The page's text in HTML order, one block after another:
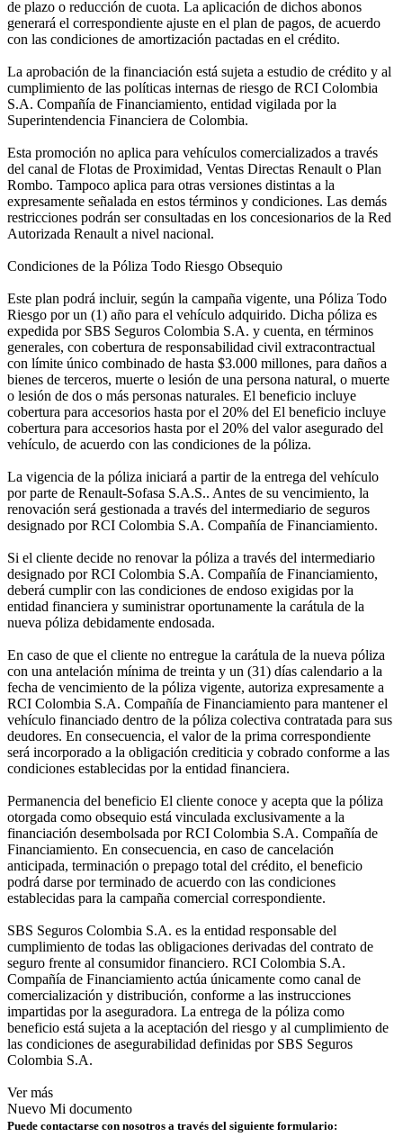
de plazo o reducción de cuota. La aplicación de dichos abonos
generará el correspondiente ajuste en el plan de pagos, de acuerdo
con las condiciones de amortización pactadas en el crédito.
La aprobación de la financiación está sujeta a estudio de crédito y al
cumplimiento de las políticas internas de riesgo de RCI Colombia
S.A. Compañía de Financiamiento, entidad vigilada por la
Superintendencia Financiera de Colombia.
Esta promoción no aplica para vehículos comercializados a través
del canal de Flotas de Proximidad, Ventas Directas Renault o Plan
Rombo. Tampoco aplica para otras versiones distintas a la
expresamente señalada en estos términos y condiciones. Las demás
restricciones podrán ser consultadas en los concesionarios de la Red
Autorizada Renault a nivel nacional.
Condiciones de la Póliza Todo Riesgo Obsequio
Este plan podrá incluir, según la campaña vigente, una Póliza Todo
Riesgo por un (1) año para el vehículo adquirido. Dicha póliza es
expedida por SBS Seguros Colombia S.A. y cuenta, en términos
generales, con cobertura de responsabilidad civil extracontractual
con límite único combinado de hasta $3.000 millones, para daños a
bienes de terceros, muerte o lesión de una persona natural, o muerte
o lesión de dos o más personas naturales. El beneficio incluye
cobertura para accesorios hasta por el 20% del El beneficio incluye
cobertura para accesorios hasta por el 20% del valor asegurado del
vehículo, de acuerdo con las condiciones de la póliza.
La vigencia de la póliza iniciará a partir de la entrega del vehículo
por parte de Renault-Sofasa S.A.S.. Antes de su vencimiento, la
renovación será gestionada a través del intermediario de seguros
designado por RCI Colombia S.A. Compañía de Financiamiento.
Si el cliente decide no renovar la póliza a través del intermediario
designado por RCI Colombia S.A. Compañía de Financiamiento,
deberá cumplir con las condiciones de endoso exigidas por la
entidad financiera y suministrar oportunamente la carátula de la
nueva póliza debidamente endosada.
En caso de que el cliente no entregue la carátula de la nueva póliza
con una antelación mínima de treinta y un (31) días calendario a la
fecha de vencimiento de la póliza vigente, autoriza expresamente a
RCI Colombia S.A. Compañía de Financiamiento para mantener el
vehículo financiado dentro de la póliza colectiva contratada para sus
deudores. En consecuencia, el valor de la prima correspondiente
será incorporado a la obligación crediticia y cobrado conforme a las
condiciones establecidas por la entidad financiera.
Permanencia del beneficio El cliente conoce y acepta que la póliza
otorgada como obsequio está vinculada exclusivamente a la
financiación desembolsada por RCI Colombia S.A. Compañía de
Financiamiento. En consecuencia, en caso de cancelación
anticipada, terminación o prepago total del crédito, el beneficio
podrá darse por terminado de acuerdo con las condiciones
establecidas para la campaña comercial correspondiente.
SBS Seguros Colombia S.A. es la entidad responsable del
cumplimiento de todas las obligaciones derivadas del contrato de
seguro frente al consumidor financiero. RCI Colombia S.A.
Compañía de Financiamiento actúa únicamente como canal de
comercialización y distribución, conforme a las instrucciones
impartidas por la aseguradora. La entrega de la póliza como
beneficio está sujeta a la aceptación del riesgo y al cumplimiento de
las condiciones de asegurabilidad definidas por SBS Seguros
Colombia S.A.
Ver más
Nuevo Mi documento
Puede contactarse con nosotros a través del siguiente formulario: